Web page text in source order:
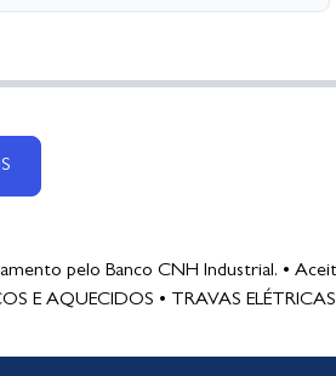
pelo Banco CNH Industrial. •
E AQUECIDOS • TRAVAS